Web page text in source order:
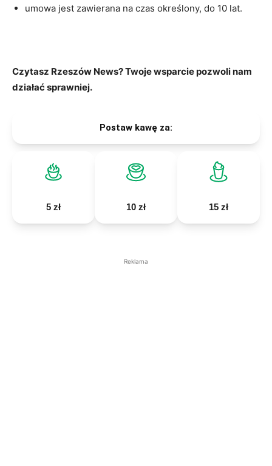
umowa jest zawierana na czas określony, do 10 lat.
Czytasz Rzeszów News? Twoje wsparcie pozwoli nam
działać sprawniej.
Postaw kawę za:
5 zł 10 zł 15 zł
Reklama